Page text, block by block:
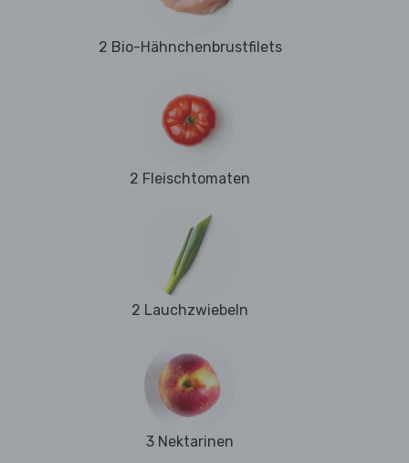
2 Bio-Hähnchenbrustfilets
2 Fleischtomaten
2 Lauchzwiebeln
3 Nektarinen